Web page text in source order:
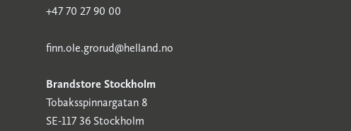
+47 70 27 90 00
finn.ole.grorud@helland.no
Brandstore Stockholm
Tobaksspinnargatan 8
SE-117 36 Stockholm